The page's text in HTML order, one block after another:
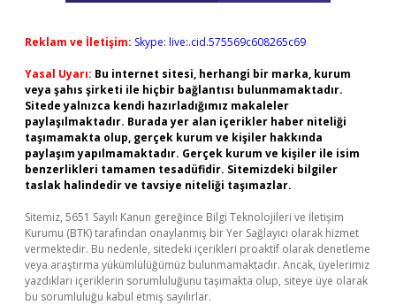
Reklam ve İletişim: Skype: live:.cid.575569c608265c69
Yasal Uyarı: Bu internet sitesi, herhangi bir marka, kurum
veya şahıs şirketi ile hiçbir bağlantısı bulunmamaktadır.
Sitede yalnızca kendi hazırladığımız makaleler
paylaşılmaktadır. Burada yer alan içerikler haber niteliği
taşımamakta olup, gerçek kurum ve kişiler hakkında
paylaşım yapılmamaktadır. Gerçek kurum ve kişiler ile isim
benzerlikleri tamamen tesadüfidir. Sitemizdeki bilgiler
taslak halindedir ve tavsiye niteliği taşımazlar.
Sitemiz, 5651 Sayılı Kanun gereğince Bilgi Teknolojileri ve İletişim
Kurumu (BTK) tarafından onaylanmış bir Yer Sağlayıcı olarak hizmet
vermektedir. Bu nedenle, sitedeki içerikleri proaktif olarak denetleme
veya araştırma yükümlülüğümüz bulunmamaktadır. Ancak, üyelerimiz
yazdıkları içeriklerin sorumluluğunu taşımakta olup, siteye üye olarak
bu sorumluluğu kabul etmiş sayılırlar.